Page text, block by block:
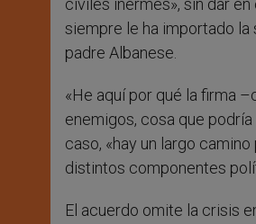
civiles inermes», sin dar
siempre le ha importado la
padre Albanese.
«He aquí por qué la firma
enemigos, cosa que
caso, «hay un largo
distintos componentes
El acuerdo omite la crisis